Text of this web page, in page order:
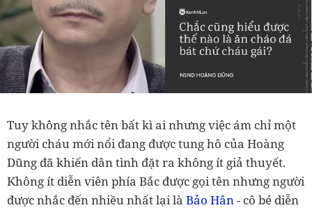
Tuy không nhắc tên bất kì ai nhưng việc ám chỉ một
người cháu mới nổi đang được tung hô của Hoàng
Dũng đã khiến dân tình đặt ra không ít giả thuyết.
Không ít diễn viên phía Bắc được gọi tên nhưng người
được nhắc đến nhiều nhất lại là Bảo Hân- cô bé diễn